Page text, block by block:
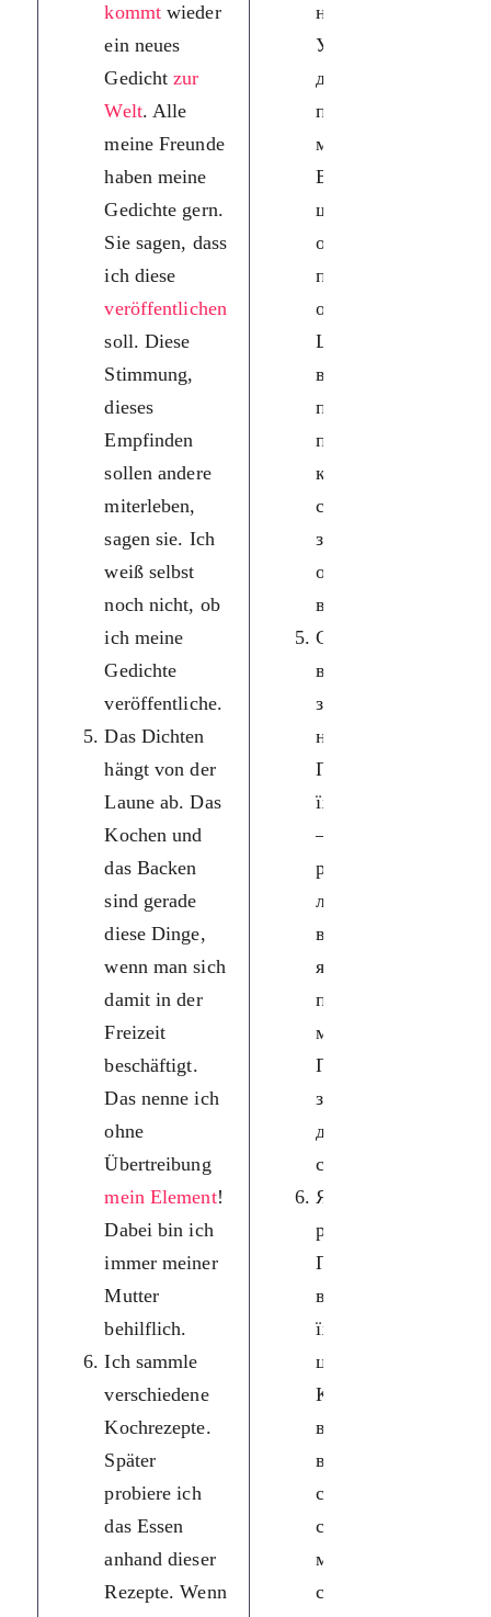
kommtwieder
ein neues
Gedichtzur
Welt. Alle
meine Freunde
haben meine
Gedichte gern.
Sie sagen, dass
ich diese
veröffentlichen
soll. Diese
Stimmung,
dieses
Empfinden
sollen andere
miterleben,
sagen sie. Ich
weiß selbst
noch nicht, ob
ich meine
Gedichte
veröffentliche.
Das Dichten
hängt von der
Laune ab. Das
Kochen und
das Backen
sind gerade
diese Dinge,
wenn man sich
damit in der
Freizeit
beschäftigt.
Das nenne ich
ohne
Übertreibung
mein Element!
Dabei bin ich
immer meiner
Mutter
behilflich.
Ich sammle
verschiedene
Kochrezepte.
Später
probiere ich
das Essen
anhand dieser
Rezepte. Wenn
новий вірш.
Усім моїм
друзям
подобаються
мої вірші.
Вони кажуть,
що я
обов’язково
повинна їх
опублікувати.
Цей настрій, це
відчуття
повинні
пережити інші,
кажуть вони. Я
сама ще не
знаю, чи я
опублікую свої
вірші.
Складання
віршів
залежить від
настрою.
Приготування
їжі та випічка
— це саме ті
речі, якими
людина займає
вільний час. Це
я називаю без
перебільшення
моєю стихією.
При цьому я
завжди
допомагаю
своїй матері.
Я збираю різні
рецепти.
Пізніше я
випробовую
їжу на основі
цих рецептів.
Коли все
вдається і
виходить
смачно, тоді ці
страви також
можуть
скуштувати